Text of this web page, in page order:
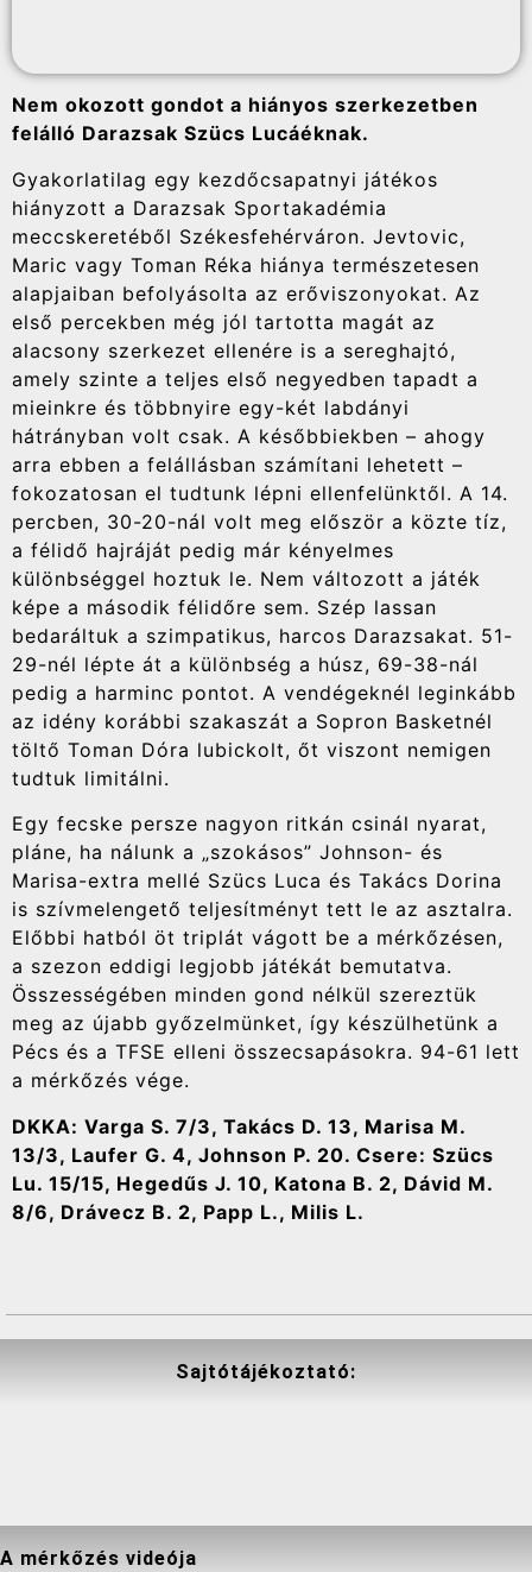
Nem okozott gondot a hiányos szerkezetben
felálló Darazsak Szücs Lucáéknak.
Gyakorlatilag egy kezdőcsapatnyi játékos
hiányzott a Darazsak Sportakadémia
meccskeretéből Székesfehérváron. Jevtovic,
Maric vagy Toman Réka hiánya természetesen
alapjaiban befolyásolta az erőviszonyokat. Az
első percekben még jól tartotta magát az
alacsony szerkezet ellenére is a sereghajtó,
amely szinte a teljes első negyedben tapadt a
mieinkre és többnyire egy-két labdányi
hátrányban volt csak. A későbbiekben – ahogy
arra ebben a felállásban számítani lehetett –
fokozatosan el tudtunk lépni ellenfelünktől. A 14.
percben, 30-20-nál volt meg először a közte tíz,
a félidő hajráját pedig már kényelmes
különbséggel hoztuk le. Nem változott a játék
képe a második félidőre sem. Szép lassan
bedaráltuk a szimpatikus, harcos Darazsakat. 51-
29-nél lépte át a különbség a húsz, 69-38-nál
pedig a harminc pontot. A vendégeknél leginkább
az idény korábbi szakaszát a Sopron Basketnél
töltő Toman Dóra lubickolt, őt viszont nemigen
tudtuk limitálni.
Egy fecske persze nagyon ritkán csinál nyarat,
pláne, ha nálunk a „szokásos” Johnson- és
Marisa-extra mellé Szücs Luca és Takács Dorina
is szívmelengető teljesítményt tett le az asztalra.
Előbbi hatból öt triplát vágott be a mérkőzésen,
a szezon eddigi legjobb játékát bemutatva.
Összességében minden gond nélkül szereztük
meg az újabb győzelmünket, így készülhetünk a
Pécs és a TFSE elleni összecsapásokra. 94-61 lett
a mérkőzés vége.
DKKA: Varga S. 7/3, Takács D. 13, Marisa M.
13/3, Laufer G. 4, Johnson P. 20. Csere: Szücs
Lu. 15/15, Hegedűs J. 10, Katona B. 2, Dávid M.
8/6, Drávecz B. 2, Papp L., Milis L.
Sajtótájékoztató:
A mérkőzés videója